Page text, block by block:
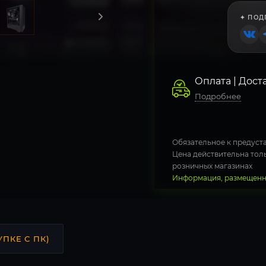
✦
Оплата |
Подробнее
Обязательное к
Цена действительна
розничных магазинах
Информация,
С ПК)